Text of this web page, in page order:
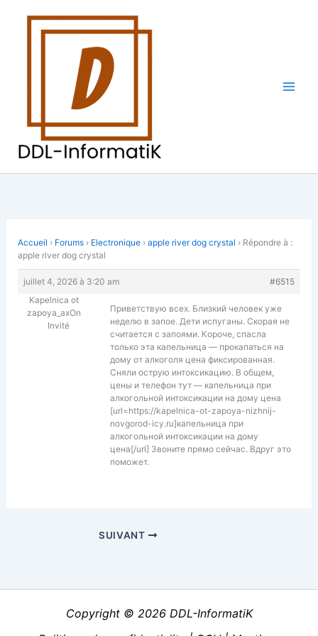
Accueil › Forums › Electronique › apple river dog crystal › Répondre à :
apple river dog crystal
juillet 4, 2026 à 3:20 am
#6515
Kapelnica ot
zapoya_axOn
Invité
Приветствую всех. Близкий человек уже
неделю в запое. Дети испуганы. Скорая не
считается с запоями. Короче, спасла
только эта капельница — прокапаться на
дому от алкоголя цена фиксированная.
Сняли острую интоксикацию. В общем,
цены и телефон тут — капельница при
алкогольной интоксикации на дому цена
[url=https://kapelnica-ot-zapoya-nizhnij-
novgorod-icy.ru]капельница при
алкогольной интоксикации на дому
цена[/url] Звоните прямо сейчас. Вдруг это
поможет.
SUIVANT
Copyright © 2026 DDL-InformatiK